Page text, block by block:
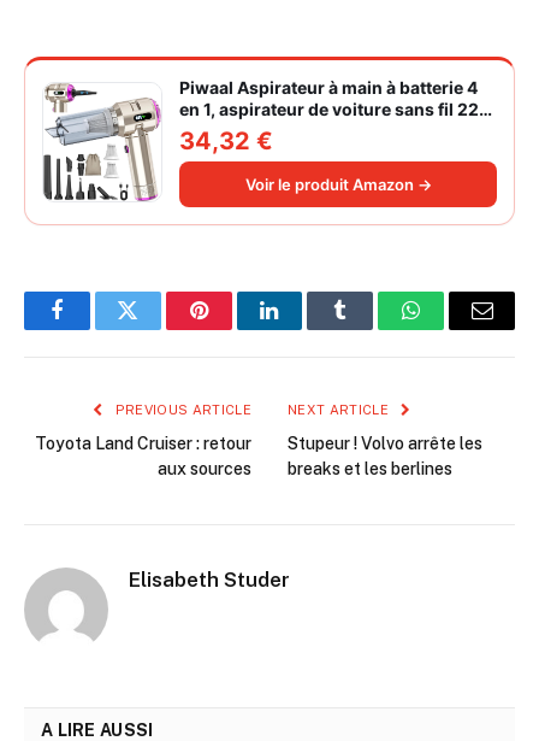
Piwaal Aspirateur à main à batterie 4
en 1, aspirateur de voiture sans fil 22
000 Pa avec moteur sans balais,
souffleur électrique à air comprimé
220 000 tr/min 3 vitesses pour poils
d'animaux
34,32 €
Voir le produit Amazon →
FacebookTwitter PinterestLinkedInTumblr WhatsAppEmail
PREVIOUS ARTICLE
Toyota Land Cruiser : retour
aux sources
NEXT ARTICLE
Stupeur ! Volvo arrête les
breaks et les berlines
Elisabeth Studer
A LIRE AUSSI